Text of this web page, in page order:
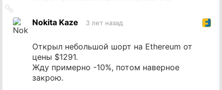
на
источникNokita Kaze 3 лет назад
Открыл небольшой шорт на Ethereum от
цены $1291.
Жду примерно -10%, потом наверное
закрою.